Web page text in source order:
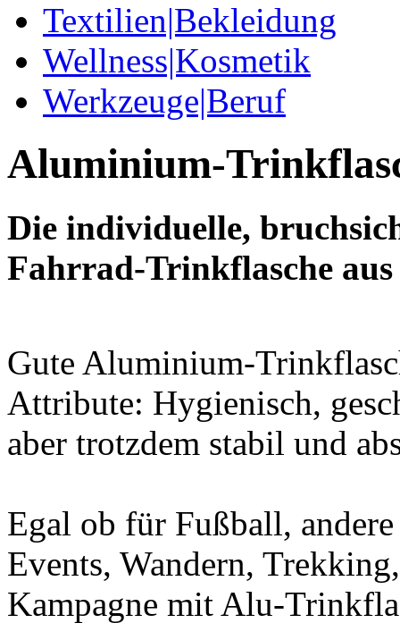
Textilien|Bekleidung
Wellness|Kosmetik
Werkzeuge|Beruf
Aluminium-
Die individuelle,
Fahrrad-Trinkflasche aus
Gute Aluminium-
Attribute: Hygienisch,
aber trotzdem stabil und
Egal ob für Fußball, andere
Events, Wandern,
Kampagne mit Alu-